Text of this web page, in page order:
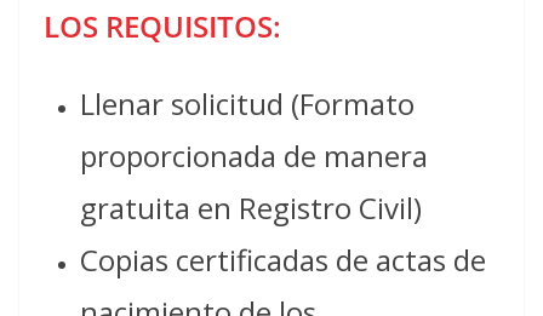
LOS REQUISITOS:
Llenar solicitud (Formato
proporcionada de manera
gratuita en Registro Civil)
Copias certificadas de actas de